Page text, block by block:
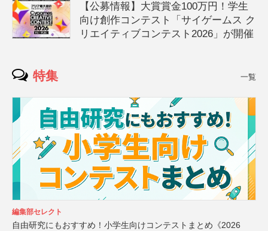
【公募情報】大賞賞金100万円！学生
向け創作コンテスト「サイゲームス ク
リエイティブコンテスト2026」が開催
特集 一覧
編集部セレクト
自由研究にもおすすめ！小学生向けコンテストまとめ《2026